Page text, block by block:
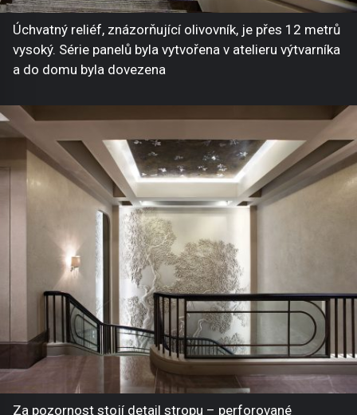
Úchvatný reliéf, znázorňující olivovník, je přes 12 metrů
vysoký. Série panelů byla vytvořena v atelieru výtvarníka
a do domu byla dovezena
Za pozornost stojí detail stropu – perforované